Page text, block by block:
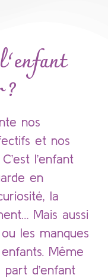
nos
et nos
l’enfant
en
la
Mais aussi
les manques
Même
d’enfant